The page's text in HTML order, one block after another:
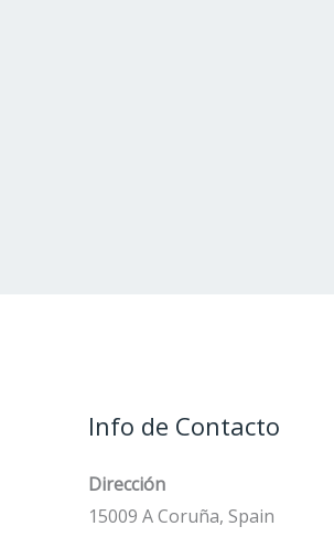
Info de Contacto
Dirección
15009 A Coruña, Spain